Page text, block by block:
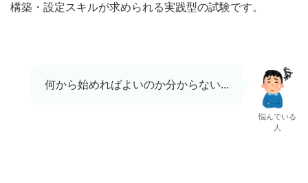
構築・設定スキルが求められる実践型の試験です。
何から始めればよいのか分からない...
悩んでいる
人